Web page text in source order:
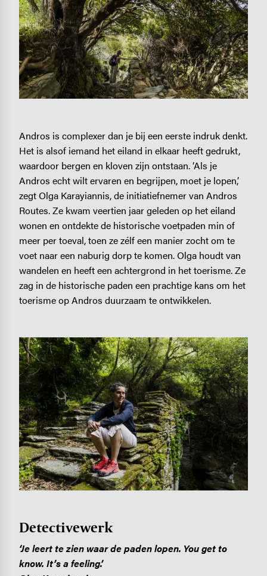
Andros is complexer dan je bij een eerste indruk denkt.
Het is alsof iemand het eiland in elkaar heeft gedrukt,
waardoor bergen en kloven zijn ontstaan. ‘Als je
Andros echt wilt ervaren en begrijpen, moet je lopen,’
zegt Olga Karayiannis, de initiatiefnemer van Andros
Routes. Ze kwam veertien jaar geleden op het eiland
wonen en ontdekte de historische voetpaden min of
meer per toeval, toen ze zélf een manier zocht om te
voet naar een naburig dorp te komen. Olga houdt van
wandelen en heeft een achtergrond in het toerisme. Ze
zag in de historische paden een prachtige kans om het
toerisme op Andros duurzaam te ontwikkelen.
Image
Detectivewerk
‘Je leert te zien waar de paden lopen. You get to
know. It’s a feeling.’